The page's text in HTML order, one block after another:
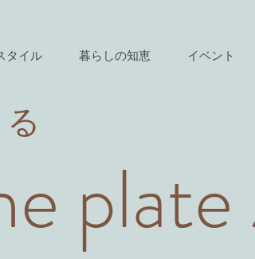
タイル 暮らしの知恵 イベント
plate